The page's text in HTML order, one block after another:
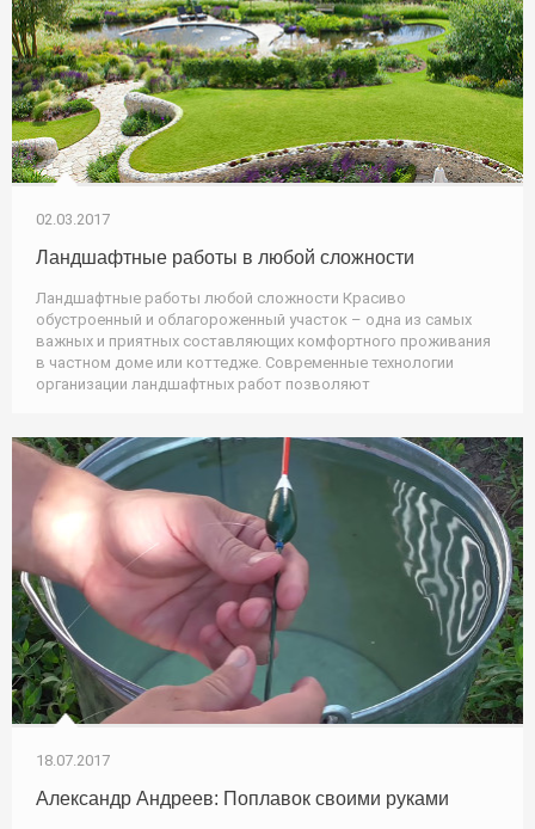
02.03.2017
Ландшафтные работы в любой сложности
Ландшафтные работы любой сложности Красиво
обустроенный и облагороженный участок – одна из самых
важных и приятных составляющих комфортного проживания
в частном доме или коттедже. Современные технологии
организации ландшафтных работ позволяют
18.07.2017
Александр Андреев: Поплавок своими руками